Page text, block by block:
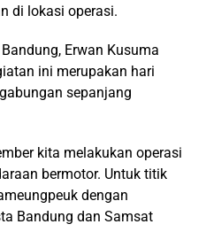
di lokasi operasi.
Erwan Kusuma
ini merupakan hari
sepanjang
kita melakukan operasi
bermotor. Untuk titik
dengan
Bandung dan Samsat